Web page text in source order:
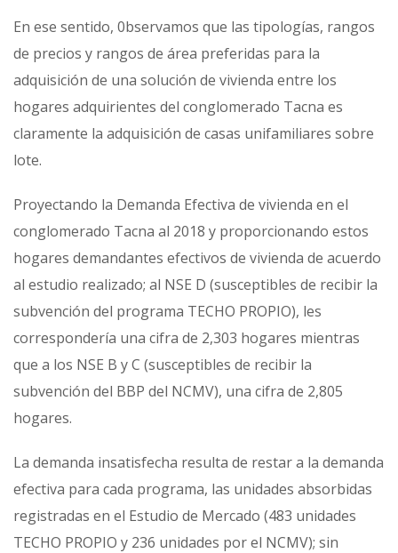
En ese sentido, 0bservamos que las tipologías, rangos
de precios y rangos de área preferidas para la
adquisición de una solución de vivienda entre los
hogares adquirientes del conglomerado Tacna es
claramente la adquisición de casas unifamiliares sobre
lote.
Proyectando la Demanda Efectiva de vivienda en el
conglomerado Tacna al 2018 y proporcionando estos
hogares demandantes efectivos de vivienda de acuerdo
al estudio realizado; al NSE D (susceptibles de recibir la
subvención del programa TECHO PROPIO), les
correspondería una cifra de 2,303 hogares mientras
que a los NSE B y C (susceptibles de recibir la
subvención del BBP del NCMV), una cifra de 2,805
hogares.
La demanda insatisfecha resulta de restar a la demanda
efectiva para cada programa, las unidades absorbidas
registradas en el Estudio de Mercado (483 unidades
TECHO PROPIO y 236 unidades por el NCMV); sin